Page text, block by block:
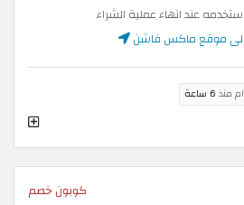
عند انهاء عملية الشراء
إلى موقع ماكس فاشن
منذ 6 ساعة
كوبون خصم